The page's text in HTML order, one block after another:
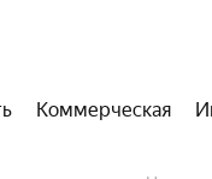
Коммерческая